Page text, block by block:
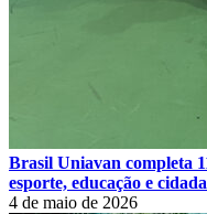
Brasil Uniavan completa
esporte, educação e
4 de maio de 2026